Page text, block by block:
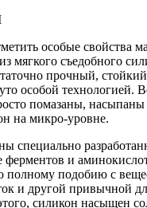
особые свойства
мягкого съедобного
прочный,
особой технологией.
помазаны,
на микро-уровне.
специально
ферментов и
полному подобию с
и другой привычной
силикон насыщен